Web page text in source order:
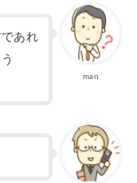
man
であれ